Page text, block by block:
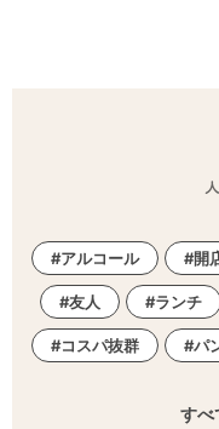
アルコール 開
友人 ランチ
コスパ抜群 パ
すべ